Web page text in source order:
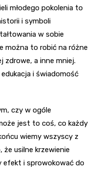
młodego pokolenia to
i symboli
w sobie
można to robić na różne
zdrowe, a inne mniej.
i świadomość
czy w ogóle
jest to coś, co każdy
wiemy wszyscy z
usilne krzewienie
i sprowokować do